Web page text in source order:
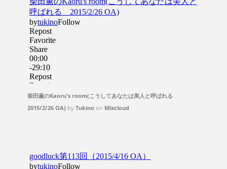
柴田薫のKaoru's room(こうしてあなたは美人と呼ばれる
2015/2/26 OA) by Tukino on Mixcloud